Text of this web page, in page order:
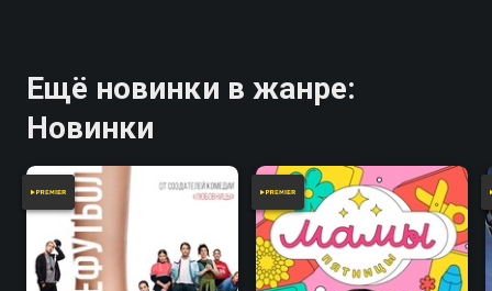
Ещё новинки в жанре:
Новинки